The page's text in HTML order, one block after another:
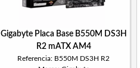
Gigabyte Placa Base B550M DS3H
R2 mATX AM4
Referencia: B550M DS3H R2